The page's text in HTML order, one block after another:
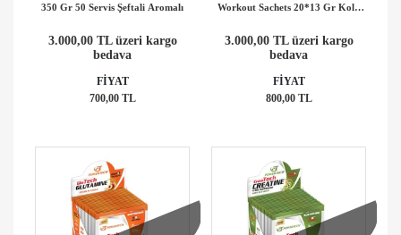
350 Gr 50 Servis Şeftali Aromalı
3.000,00 TL üzeri kargo
bedava
FİYAT
700,00 TL
Workout Sachets 20*13 Gr Kola
3.000,00 TL üzeri kargo
bedava
FİYAT
800,00 TL